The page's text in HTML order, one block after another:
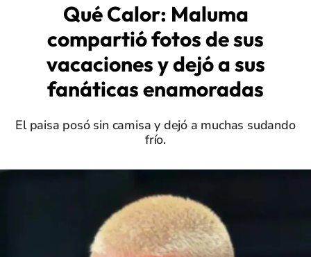
Qué Calor: Maluma
compartió fotos de sus
vacaciones y dejó a sus
fanáticas enamoradas
El paisa posó sin camisa y dejó a muchas sudando
frío.